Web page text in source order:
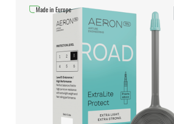
Made in Europe